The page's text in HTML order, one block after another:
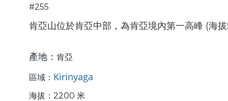
#255
肯亞山位於肯亞中部，為肯亞境內第一高峰 (海拔
產地： 肯亞
區域： Kirinyaga
海拔：2200 米